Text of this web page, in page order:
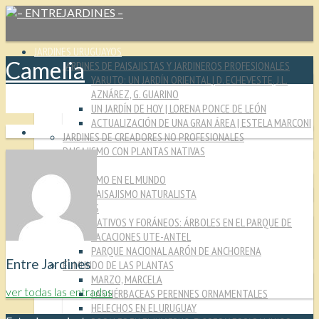
JARDINES URUGUAYOS
JARDINES DE PAISAJISTAS Y JARDINEROS PROFESIONALES
YARUTO: UN JARDÍN ORIENTAL | D. ECHEVESTE, J.L.
AZNÁREZ, G. GUARINO
UN JARDÍN DE HOY | LORENA PONCE DE LEÓN
ACTUALIZACIÓN DE UNA GRAN ÁREA | ESTELA MARCONI
JARDINES DE CREADORES NO PROFESIONALES
PAISAJISMO CON PLANTAS NATIVAS
PAISAJISMO EN EL MUNDO
PAISAJISMO NATURALISTA
MIRADAS
NATIVOS Y FORÁNEOS: ÁRBOLES EN EL PARQUE DE
VACACIONES UTE-ANTEL
PARQUE NACIONAL AARÓN DE ANCHORENA
EL MUNDO DE LAS PLANTAS
MARZO, MARCELA
LAS HÉRBACEAS PERENNES ORNAMENTALES
HELECHOS EN EL URUGUAY
Camelia
Entre Jardines
ver todas las entradas